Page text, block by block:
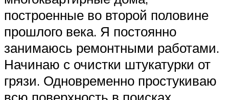
построенные во второй половине
прошлого века. Я постоянно
занимаюсь ремонтными работами.
Начинаю с очистки штукатурки от
грязи. Одновременно простукиваю